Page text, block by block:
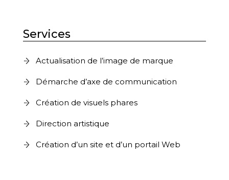
Services
Actualisation de l’image de marque
Démarche d’axe de communication
Création de visuels phares
Direction artistique
Création d’un site et d’un portail Web